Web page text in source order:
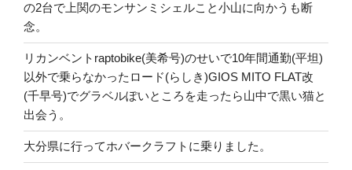
の2台で上関のモンサンミシェルこと小山に向かうも断
念。
リカンベントraptobike(美希号)のせいで10年間通勤(平坦)
以外で乗らなかったロード(らしき)GIOS MITO FLAT改
(千早号)でグラベルぽいところを走ったら山中で黒い猫と
出会う。
大分県に行ってホバークラフトに乗りました。